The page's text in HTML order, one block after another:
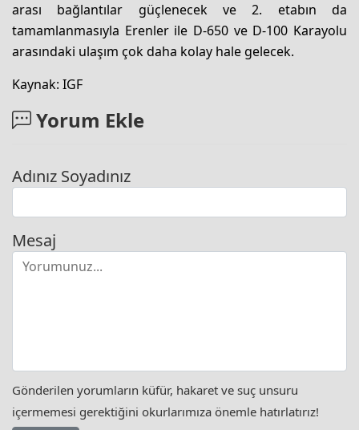
arası bağlantılar güçlenecek ve 2. etabın da
tamamlanmasıyla Erenler ile D-650 ve D-100 Karayolu
arasındaki ulaşım çok daha kolay hale gelecek.
Kaynak: IGF
Yorum Ekle
Adınız Soyadınız
Mesaj
Gönderilen yorumların küfür, hakaret ve suç unsuru
içermemesi gerektiğini okurlarımıza önemle hatırlatırız!